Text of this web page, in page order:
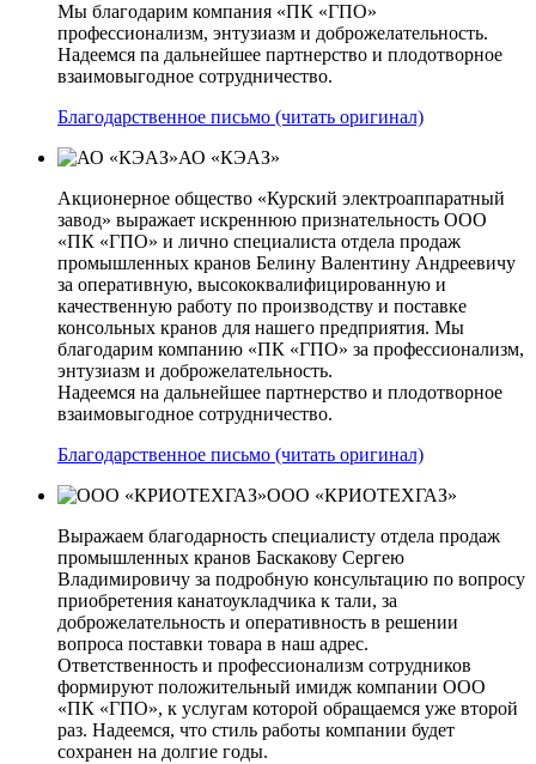
Мы благодарим компания «ПК «ГПО»
профессионализм, энтузиазм и доброжелательность.
Надеемся па дальнейшее партнерство и плодотворное
взаимовыгодное сотрудничество.
Благодарственное письмо (читать оригинал)
АО «КЭАЗ»
Акционерное общество «Курский электроаппаратный
завод» выражает искреннюю признательность ООО
«ПК «ГПО» и лично специалиста отдела продаж
промышленных кранов Белину Валентину Андреевичу
за оперативную, высококвалифицированную и
качественную работу по производству и поставке
консольных кранов для нашего предприятия. Мы
благодарим компанию «ПК «ГПО» за профессионализм,
энтузиазм и доброжелательность.
Надеемся на дальнейшее партнерство и плодотворное
взаимовыгодное сотрудничество.
Благодарственное письмо (читать оригинал)
ООО «КРИОТЕХГАЗ»
Выражаем благодарность специалисту отдела продаж
промышленных кранов Баскакову Сергею
Владимировичу за подробную консультацию по вопросу
приобретения канатоукладчика к тали, за
доброжелательность и оперативность в решении
вопроса поставки товара в наш адрес.
Ответственность и профессионализм сотрудников
формируют положительный имидж компании ООО
«ПК «ГПО», к услугам которой обращаемся уже второй
раз. Надеемся, что стиль работы компании будет
сохранен на долгие годы.